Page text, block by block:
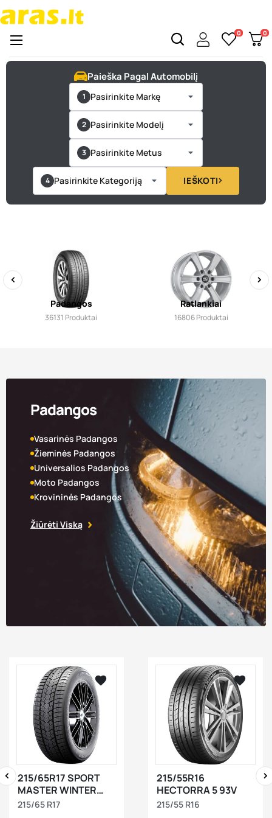
0 0
Perjungti
naršymą
☰
Paieška Pagal Automobilį
Pasirinkite Markę
Pasirinkite Modelį
Pasirinkite Metus
Pasirinkite Kategoriją IEŠKOTI
Padangos
36131 Produktai
Ratlankiai
16806Produktai
Padangos
Vasarinės Padangos
Žieminės Padangos
Universalios Padangos
Moto Padangos
Krovininės Padangos
Žiūrėti Viską

visibility  
215/65R17 SPORT
MASTER WINTER
103V XL
215/65 R17

visibility  
215/55R16
HECTORRA 5 93V
215/55 R16